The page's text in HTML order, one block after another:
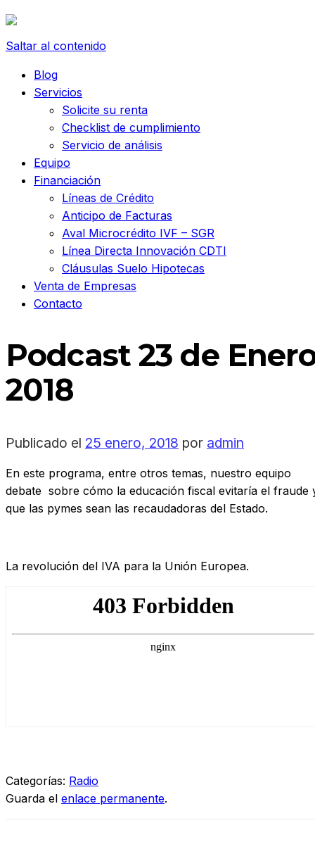
Saltar al contenido
Blog
Servicios
Solicite su renta
Checklist de cumplimiento
Servicio de análisis
Equipo
Financiación
Líneas de Crédito
Anticipo de Facturas
Aval Microcrédito IVF – SGR
Línea Directa Innovación CDTI
Cláusulas Suelo Hipotecas
Venta de Empresas
Contacto
Podcast 23 de
2018
Publicado el 25 enero, 2018 por admin
En este programa, entre otros temas, nuestro equipo
debate sobre cómo la educación fiscal evitaría el fraude
que las pymes sean las recaudadoras del Estado.
La revolución del IVA para la Unión Europea.
Categorías: Radio
Guarda el enlace permanente.